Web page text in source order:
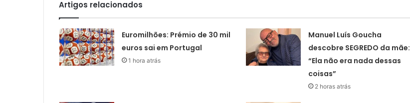
Artigos relacionados
Euromilhões: Prémio de 30 mil
euros sai em Portugal
1 hora atrás
Manuel Luís Goucha
descobre SEGREDO da mãe:
“Ela não era nada dessas
coisas”
2 horas atrás